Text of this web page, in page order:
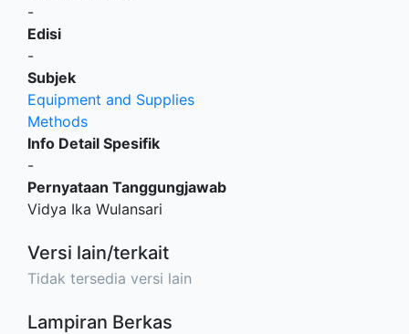
-
Edisi
-
Subjek
Equipment and Supplies
Methods
Info Detail Spesifik
-
Pernyataan Tanggungjawab
Vidya Ika Wulansari
Versi lain/terkait
Tidak tersedia versi lain
Lampiran Berkas